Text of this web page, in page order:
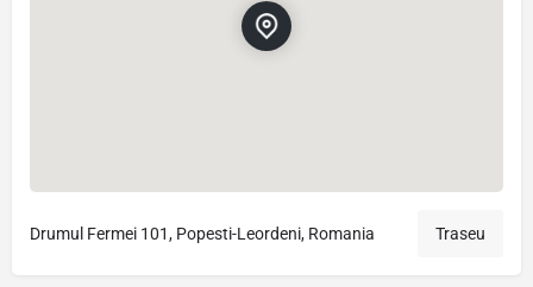
Drumul Fermei 101, Popesti-Leordeni, Romania Traseu